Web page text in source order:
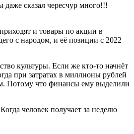
сказал чересчур много!!!
и товары по акции в
с народом, и её позиции с 2022
культуры. Если же кто-то начнёт
при затратах в миллионы рублей
Потому что финансы ему выделили
человек получает за неделю